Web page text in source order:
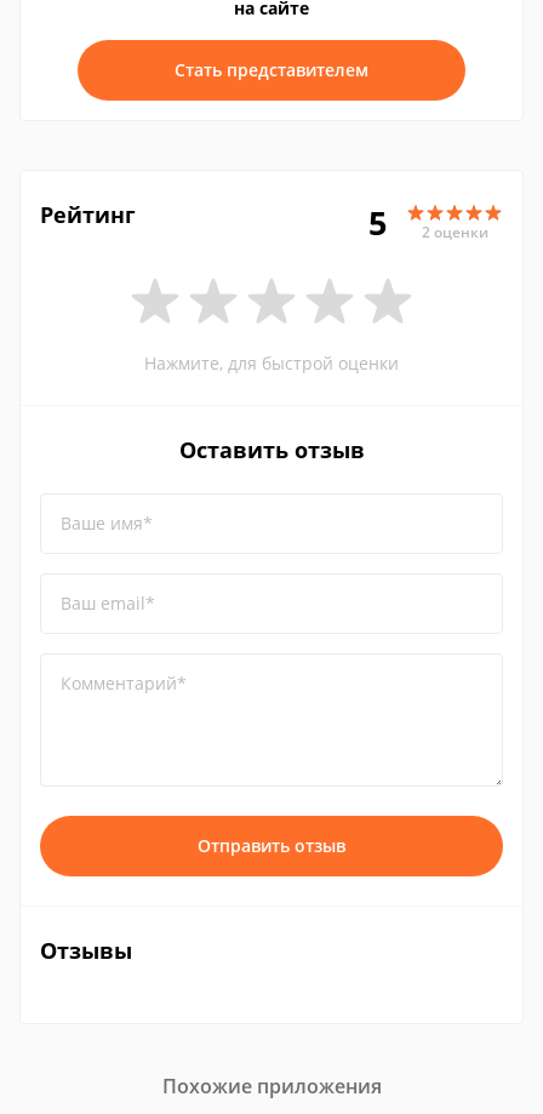
на сайте
Стать представителем
Рейтинг 5 2 оценки
Нажмите, для быстрой оценки
Оставить отзыв
Ваше имя*
Ваш email*
Комментарий*
Отправить отзыв
Отзывы
Похожие приложения